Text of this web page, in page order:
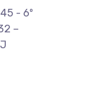
- 6º
–